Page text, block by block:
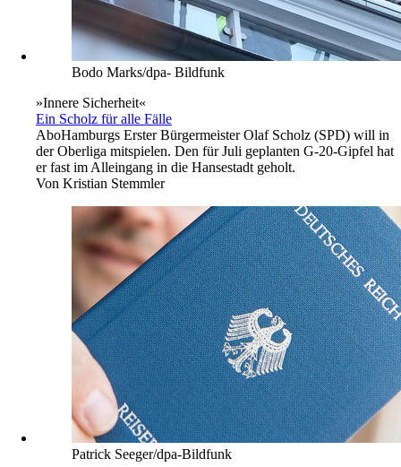
Bodo Marks/dpa- Bildfunk
»Innere Sicherheit«
Ein Scholz für alle Fälle
AboHamburgs Erster Bürgermeister Olaf Scholz (SPD) will in
der Oberliga mitspielen. Den für Juli geplanten G-20-Gipfel hat
er fast im Alleingang in die Hansestadt geholt.
Von Kristian Stemmler
Patrick Seeger/dpa-Bildfunk